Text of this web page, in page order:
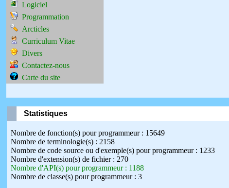
Logiciel
Programmation
Arcticles
Curriculum Vitae
Divers
Contactez-nous
Carte du site
Statistiques
Nombre de fonction(s) pour programmeur : 15649
Nombre de terminologie(s) : 2158
Nombre de code source ou d'exemple(s) pour programmeur : 1233
Nombre d'extension(s) de fichier : 270
Nombre d'API(s) pour programmeur : 1188
Nombre de classe(s) pour programmeur : 3